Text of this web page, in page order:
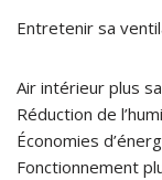
Entretenir sa
Air intérieur plus
Réduction de
Économies
Fonctionnement